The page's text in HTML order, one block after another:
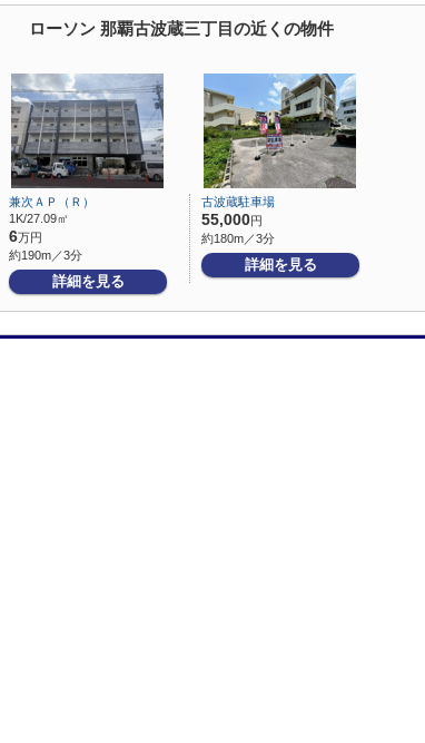
ローソン 那覇古波蔵三丁目の近くの物件
兼次ＡＰ（Ｒ）
1K/27.09㎡
6万円
約190m／3分
詳細を見る
古波蔵駐車場
55,000円
約180m／3分
詳細を見る